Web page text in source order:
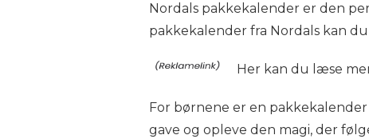
Nordals pakkekalender er den
pakkekalender fra Nordals kan
Her kan du læse
For børnene er en
gave og opleve den magi, der